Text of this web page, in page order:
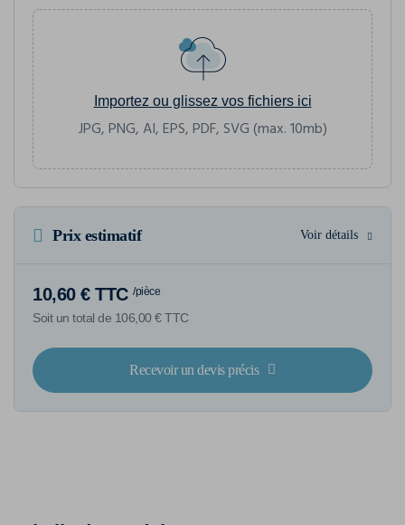
Importez ou glissez vos fichiers ici
JPG, PNG, AI, EPS, PDF, SVG (max. 10mb)
Prix estimatif Voir détails
10,60 € TTC /pièce
Soit un total de 106,00 € TTC
Recevoir un devis précis